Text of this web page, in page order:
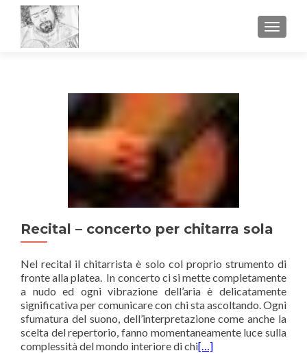
Recital – concerto per chitarra sola
Nel recital il chitarrista è solo col proprio strumento di
fronte alla platea. In concerto ci si mette completamente
a nudo ed ogni vibrazione dell’aria è delicatamente
significativa per comunicare con chi sta ascoltando. Ogni
sfumatura del suono, dell’interpretazione come anche la
scelta del repertorio, fanno momentaneamente luce sulla
complessità del mondo interiore di chi[…]